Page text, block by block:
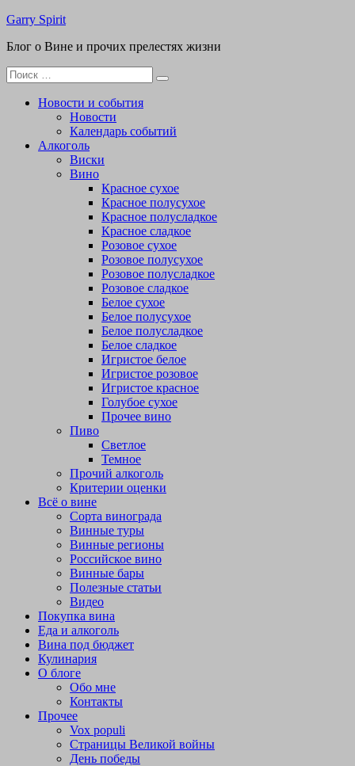
Перейти
содержимому
Garry Spirit
Блог о Вине и прочих прелестях жизни
Поиск
для:
Новости и события
Новости
Календарь событий
Алкоголь
Виски
Вино
Красное сухое
Красное полусухое
Красное полусладкое
Красное сладкое
Розовое сухое
Розовое полусухое
Розовое полусладкое
Розовое сладкое
Белое сухое
Белое полусухое
Белое полусладкое
Белое сладкое
Игристое белое
Игристое розовое
Игристое красное
Голубое сухое
Прочее вино
Пиво
Светлое
Темное
Прочий алкоголь
Критерии оценки
Всё о вине
Сорта винограда
Винные туры
Винные регионы
Российское вино
Винные бары
Полезные статьи
Видео
Покупка вина
Еда и алкоголь
Вина под бюджет
Кулинария
О блоге
Обо мне
Контакты
Прочее
Vox populi
Страницы Великой войны
День победы